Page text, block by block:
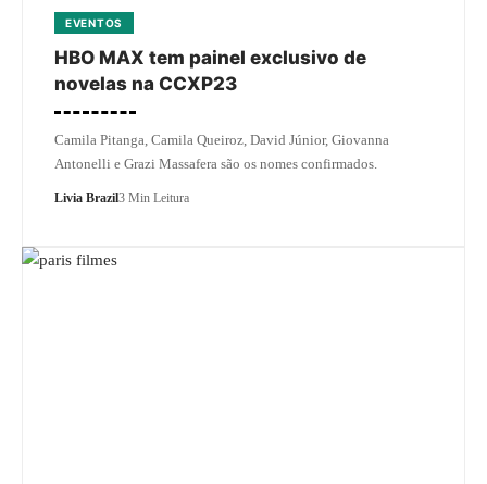
EVENTOS
HBO MAX tem painel exclusivo de
novelas na CCXP23
Camila Pitanga, Camila Queiroz, David Júnior, Giovanna
Antonelli e Grazi Massafera são os nomes confirmados.
Livia Brazil3 Min Leitura